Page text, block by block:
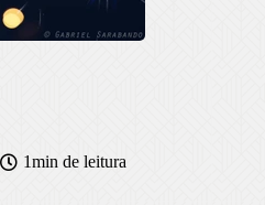
1min de leitura